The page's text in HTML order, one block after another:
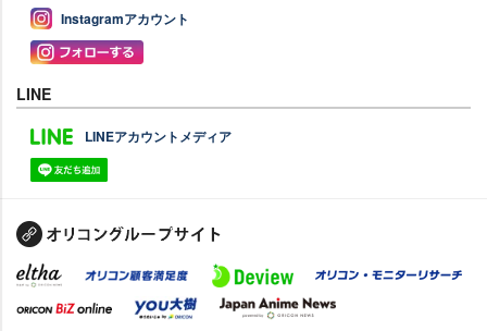
Instagramアカウント
LINE
LINEアカウントメディア